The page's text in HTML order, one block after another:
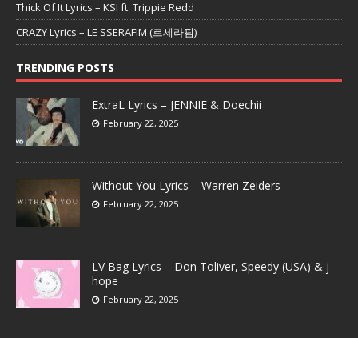
Thick Of It Lyrics – KSI ft. Trippie Redd
CRAZY Lyrics – LE SSERAFIM (르세라핌)
TRENDING POSTS
ExtraL Lyrics – JENNIE & Doechii
February 22, 2025
Without You Lyrics – Warren Zeiders
February 22, 2025
LV Bag Lyrics – Don Toliver, Speedy (USA) & j-
hope
February 22, 2025